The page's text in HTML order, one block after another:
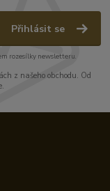
Přihlásit se
rozesílky newsletteru.
z našeho obchodu. Od